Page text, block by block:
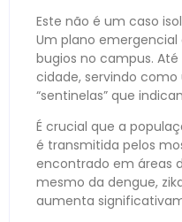
Este não é um caso
Um plano
bugios no campus.
cidade, servindo
“sentinelas” que
É crucial que a
é transmitida pelos
encontrado em áreas
mesmo da dengue,
aumenta